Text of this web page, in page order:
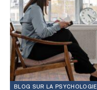
BLOG SUR LA PSYCHOLOGIE